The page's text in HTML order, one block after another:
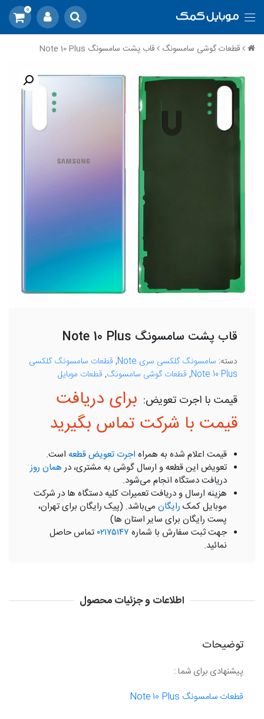
0
قطعات گوشی سامسونگ قاب پشت سامسونگ Note 10 Plus
قاب پشت سامسونگ Note 10 Plus
دسته: سامسونگ گلکسی سری Note , قطعات سامسونگ گلکسی
Note 10 Plus
, قطعات گوشی سامسونگ, قطعات موبایل
برای دریافت
قیمت با شرکت تماس بگیرید
قیمت اعلام شده به همراه اجرت تعویض قطعه است.
تعویض این قطعه و ارسال گوشی به مشتری، درهمان روز
دریافت دستگاه انجام می‌شود.
هزینه ارسال و دریافت تعمیرات کلیه دستگاه ها در شرکت
موبایل کمک رایگان می‌باشد. (پیک رایگان برای تهران،
پست رایگان برای سایر استان ها)
جهت ثبت سفارش با شماره ۰۲۱۷۵۱۴۷ تماس حاصل
نمائید.
اطلاعات و جزئیات محصول
توضیحات
پیشنهادی برای شما :
قطعات سامسونگ Note 10 Plus